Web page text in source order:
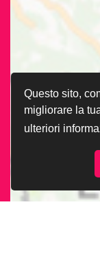
Questo sito,
migliorare la
ulteriori